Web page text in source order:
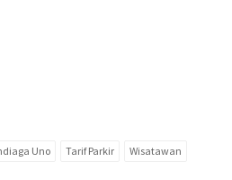
Uno Tarif Parkir
Wisatawan